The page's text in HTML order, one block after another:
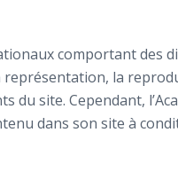
comportant des
la
site. Cependant,
dans son site à